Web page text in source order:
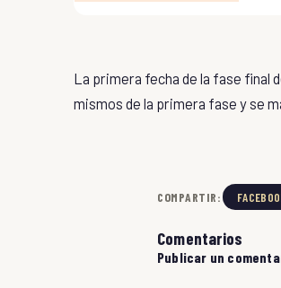
La primera fecha de la fase final
mismos de la primera fase y se
COMPARTIR:
Comentarios
Publicar un